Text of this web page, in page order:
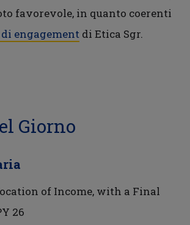
favorevole, in quanto coerenti
engagement di Etica Sgr.
Giorno
of Income, with a Final
26